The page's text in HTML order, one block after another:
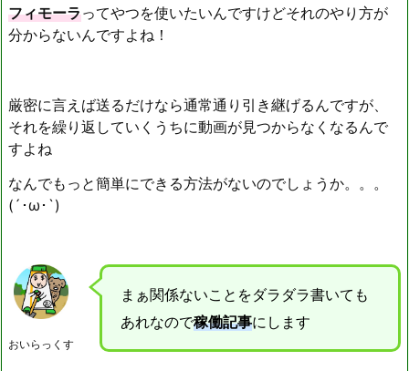
フィモーラってやつを使いたいんですけどそれのやり方が
分からないんですよね！
厳密に言えば送るだけなら通常通り引き継げるんですが、
それを繰り返していくうちに動画が見つからなくなるんで
すよね
なんでもっと簡単にできる方法がないのでしょうか。。。
(´･ω･`)
おいらっくす
まぁ関係ないことをダラダラ書いても
あれなので稼働記事にします